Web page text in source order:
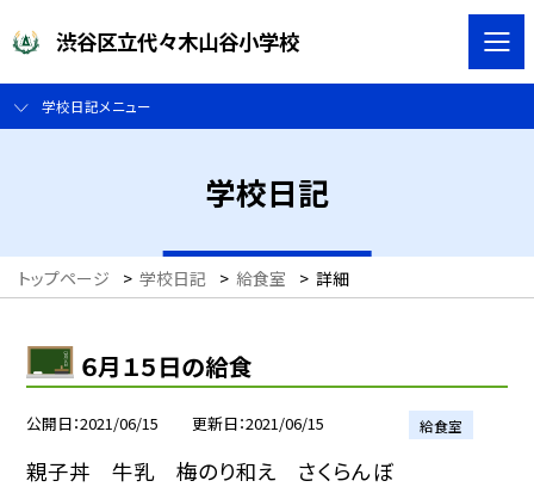
渋谷区立代々木山谷小学校
学校日記メニュー
学校日記
トップページ > 学校日記 > 給食室 > 詳細
６月１５日の給食
公開日 2021/06/15 更新日 2021/06/15 給食室
親子丼 牛乳 梅のり和え さくらんぼ